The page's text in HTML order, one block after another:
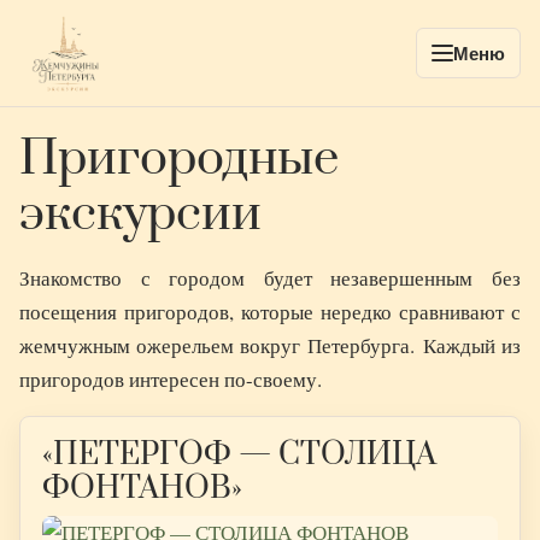
Меню
Пригородные
экскурсии
Знакомство с городом будет незавершенным без
посещения пригородов, которые нередко сравнивают с
жемчужным ожерельем вокруг Петербурга. Каждый из
пригородов интересен по-своему.
«ПЕТЕРГОФ — СТОЛИЦА
ФОНТАНОВ»